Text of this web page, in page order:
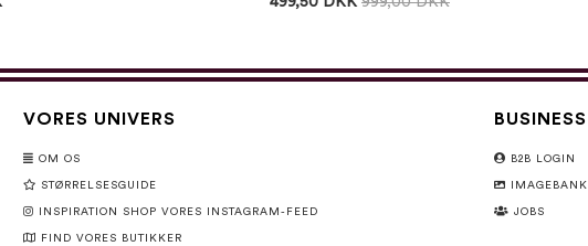
VORES UNIVERS
OM OS
STØRRELSESGUIDE
INSPIRATION SHOP VORES INSTAGRAM-FEED
FIND VORES BUTIKKER
BUSINESS
B2B LOGIN
IMAGEBANK
JOBS